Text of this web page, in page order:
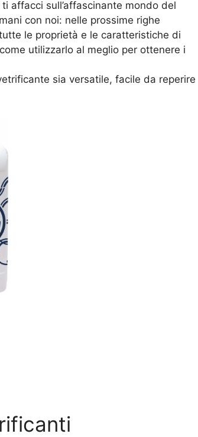
affacci sull’affascinante mondo del
con noi: nelle prossime righe
le proprietà e le caratteristiche di
utilizzarlo al meglio per ottenere i
sia versatile, facile da reperire